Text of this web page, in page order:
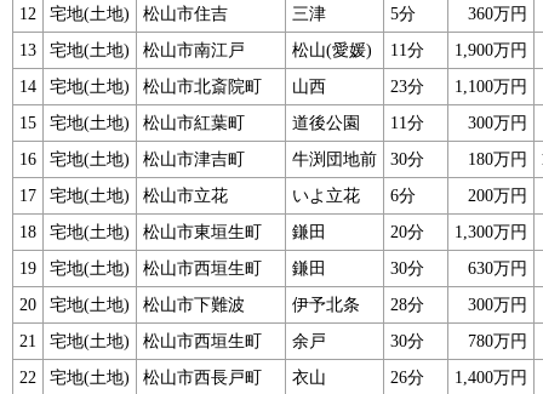
12
宅地(土地) 松山市住吉 三津 5分
360万円
13
宅地(土地) 松山市南江戸 松山(愛媛) 11分
1,900万円
14
宅地(土地) 松山市北斎院町 山西 23分
1,100万円
15
宅地(土地) 松山市紅葉町 道後公園 11分
300万円
16
宅地(土地) 松山市津吉町 牛渕団地前 30分 180万円
17
宅地(土地) 松山市立花 いよ立花 6分
200万円
18
宅地(土地) 松山市東垣生町 鎌田 20分
1,300万円
19
宅地(土地) 松山市西垣生町 鎌田 30分
630万円
20
宅地(土地) 松山市下難波 伊予北条 28分
300万円
21
宅地(土地) 松山市西垣生町 余戸 30分
780万円
22
宅地(土地) 松山市西長戸町 衣山 26分
1,400万円